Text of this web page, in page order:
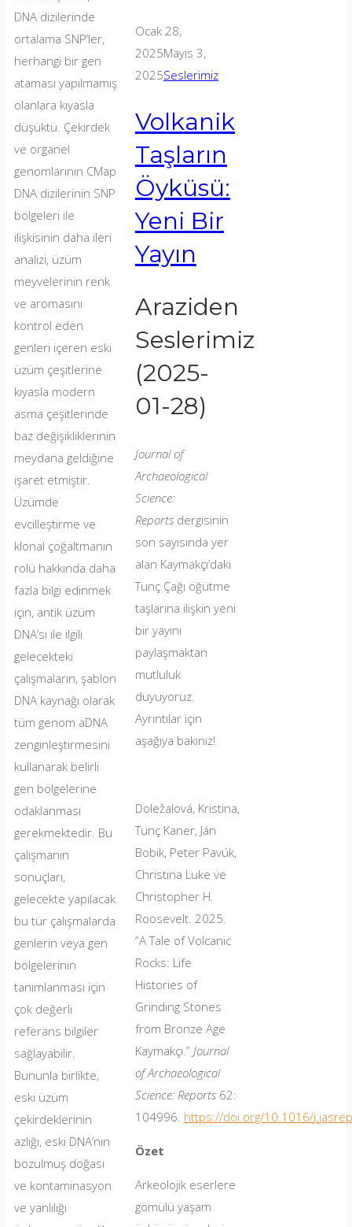
DNA dizilerinde
ortalama SNP’ler,
herhangi bir gen
ataması yapılmamış
olanlara kıyasla
düşüktü. Çekirdek
ve organel
genomlarının CMap
DNA dizilerinin SNP
bölgeleri ile
ilişkisinin daha ileri
analizi, üzüm
meyvelerinin renk
ve aromasını
kontrol eden
genleri içeren eski
üzüm çeşitlerine
kıyasla modern
asma çeşitlerinde
baz değişikliklerinin
meydana geldiğine
işaret etmiştir.
Üzümde
evcilleştirme ve
klonal çoğaltmanın
rolü hakkında daha
fazla bilgi edinmek
için, antik üzüm
DNA’sı ile ilgili
gelecekteki
çalışmaların, şablon
DNA kaynağı olarak
tüm genom aDNA
zenginleştirmesini
kullanarak belirli
gen bölgelerine
odaklanması
gerekmektedir. Bu
çalışmanın
sonuçları,
gelecekte yapılacak
bu tür çalışmalarda
genlerin veya gen
bölgelerinin
tanımlanması için
çok değerli
referans bilgiler
sağlayabilir.
Bununla birlikte,
eski üzüm
çekirdeklerinin
azlığı, eski DNA’nın
bozulmuş doğası
ve kontaminasyon
ve yanlılığı
…araştırma
sorumluları
—
Eren,
Dalila
ve
Özge
(sağdan
—
kalenin
güney
kenarının
altında,
eski
havzası
ve
Bintepeler
arka
planda
Ocak 28,
2025Mayıs 3,
2025Seslerimiz
Volkanik
Taşların
Öyküsü:
Yeni Bir
Yayın
Araziden
Seslerimiz
(2025-
01-28)
Journal of
Archaeological
Science:
Reportsdergisinin
son sayısında yer
alan Kaymakçı’daki
Tunç Çağı öğütme
taşlarına ilişkin yeni
bir yayını
paylaşmaktan
mutluluk
duyuyoruz.
Ayrıntılar için
aşağıya bakınız!
Doležalová, Kristina,
Tunç Kaner, Ján
Bobik, Peter Pavúk,
Christina Luke ve
Christopher H.
Roosevelt. 2025.
“A Tale of Volcanic
Rocks: Life
Histories of
Grinding Stones
from Bronze Age
Kaymakçı.” Journal
of Archaeological
Science: Reports62:
104996. https://doi.org/10.1016/
Özet
Arkeolojik eserlere
gömülü yaşam